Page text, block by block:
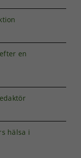
en
hälsa i
när du
ökar du
innehåll